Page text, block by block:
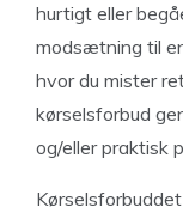
hurtigt eller
modsætning til
hvor du mister
kørselsforbud
og/eller praktisk